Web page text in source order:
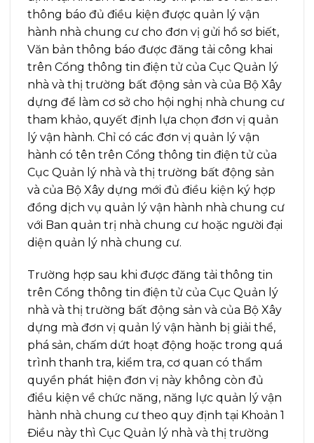
thông báo đủ điều kiện được quản lý vận
hành nhà chung cư cho đơn vị gửi hồ sơ biết,
Văn bản thông báo được đăng tải công khai
trên Cổng thông tin điện tử của Cục Quản lý
nhà và thị trường bất động sản và của Bộ Xây
dựng để làm cơ sở cho hội nghị nhà chung cư
tham khảo, quyết định lựa chọn đơn vị quản
lý vận hành. Chỉ có các đơn vị quản lý vận
hành có tên trên Cổng thông tin điện tử của
Cục Quản lý nhà và thị trường bất động sản
và của Bộ Xây dựng mới đủ điều kiện ký hợp
đồng dịch vụ quản lý vận hành nhà chung cư
với Ban quản trị nhà chung cư hoặc người đại
diện quản lý nhà chung cư.
Trường hợp sau khi được đăng tải thông tin
trên Cổng thông tin điện tử của Cục Quản lý
nhà và thị trường bất động sản và của Bộ Xây
dựng mà đơn vị quản lý vận hành bị giải thể,
phá sản, chấm dứt hoạt động hoặc trong quá
trình thanh tra, kiểm tra, cơ quan có thẩm
quyền phát hiện đơn vị này không còn đủ
điều kiện về chức năng, năng lực quản lý vận
hành nhà chung cư theo quy định tại Khoản 1
Điều này thì Cục Quản lý nhà và thị trường